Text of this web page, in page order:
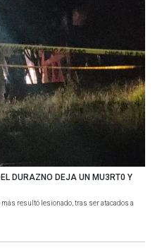
DURAZNO DEJA UN MU3RT0 Y
resultó lesionado, tras ser atacados a